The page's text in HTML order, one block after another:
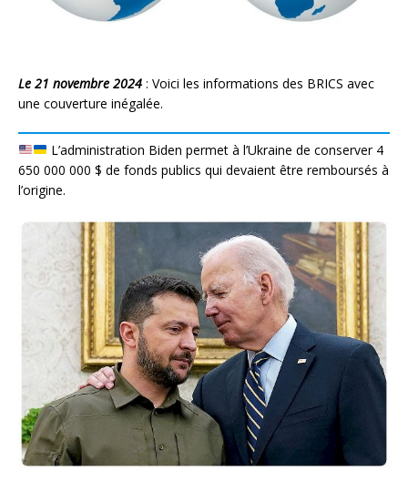
Le 21 novembre 2024 : Voici les informations des BRICS avec
une couverture inégalée.
L’administration Biden permet à l’Ukraine de conserver 4
650 000 000 $ de fonds publics qui devaient être remboursés à
l’origine.